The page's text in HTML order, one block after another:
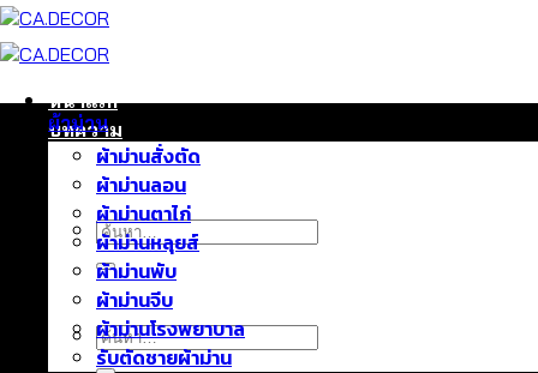
ข้าม
ยัง
หน้าแรก
บทความ
ติดต่อเรา
เกี่ยวกับเรา
ค้นหา:
ค้นหา:
ผ้าม่าน
ผ้าม่านสั่งตัด
ผ้าม่านลอน
ผ้าม่านตาไก่
ผ้าม่านหลุยส์
ผ้าม่านพับ
ผ้าม่านจีบ
ผ้าม่านโรงพยาบาล
รับตัดชายผ้าม่าน